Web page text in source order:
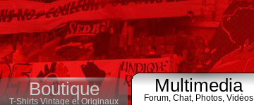
Boutique
T-Shirts Vintage et Originaux
Multimedia
Forum, Chat, Photos, Vidéos